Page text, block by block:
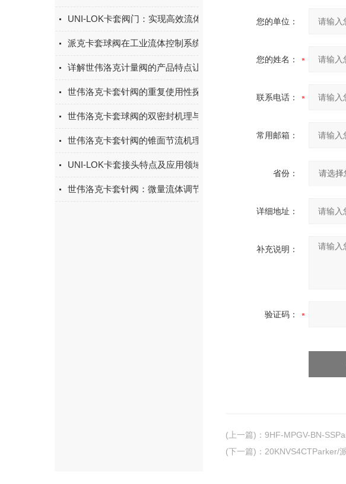
UNI-LOK卡套阀门：实现高效流体控制的关键
派克卡套球阀在工业流体控制系统中的应用和优势
详解世伟洛克计量阀的产品特点让它用起来更方便
世伟洛克卡套针阀的重复使用性探究
世伟洛克卡套球阀的双密封机理与快切场景实践
世伟洛克卡套针阀的锥面节流机理与精密调节实践
UNI-LOK卡套接头特点及应用领域
世伟洛克卡套针阀：微量流体调节的精密控制专家
您的单位：
您的姓名：
联系电话：
常用邮箱：
省份：
详细地址：
补充说明：
验证码：
(上一篇) ： 9HF-MPGV-BN-
(下一篇) ： 20KNVS4CTParker/